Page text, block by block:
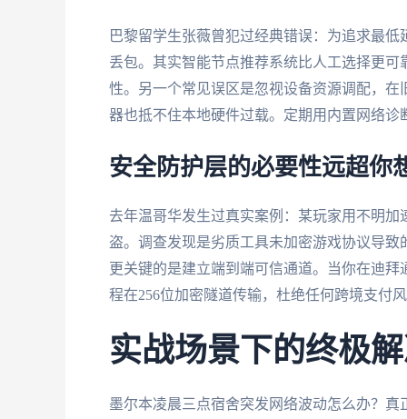
巴黎留学生张薇曾犯过经典错误：为追求最
丢包。其实智能节点推荐系统比人工选择更
性。另一个常见误区是忽视设备资源调配，
器也抵不住本地硬件过载。定期用内置网络
安全防护层的必要性远超你
去年温哥华发生过真实案例：某玩家用不明
盗。调查发现是劣质工具未加密游戏协议导
更关键的是建立端到端可信通道。当你在迪
程在256位加密隧道传输，杜绝任何跨境支付
实战场景下的终极
墨尔本凌晨三点宿舍突发网络波动怎么办？